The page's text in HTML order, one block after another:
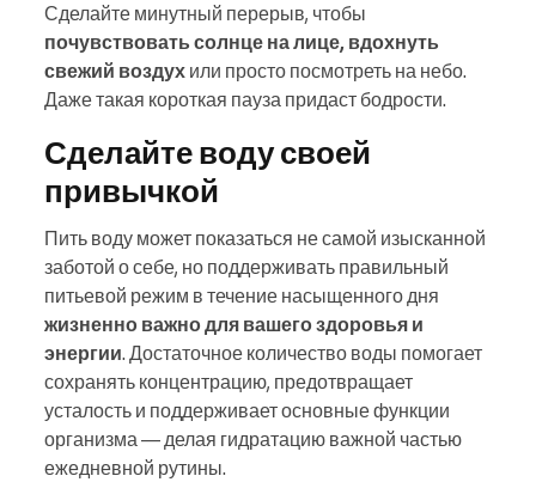
Сделайте минутный перерыв, чтобы
почувствовать солнце на лице, вдохнуть
свежий воздух или просто посмотреть на небо.
Даже такая короткая пауза придаст бодрости.
Сделайте воду своей
привычкой
Пить воду может показаться не самой изысканной
заботой о себе, но поддерживать правильный
питьевой режим в течение насыщенного дня
жизненно важно для вашего здоровья и
энергии. Достаточное количество воды помогает
сохранять концентрацию, предотвращает
усталость и поддерживает основные функции
организма — делая гидратацию важной частью
ежедневной рутины.